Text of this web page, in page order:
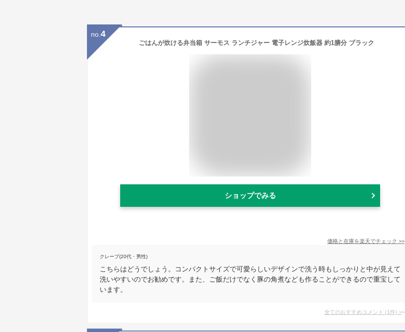
no. 4
ごはんが炊ける弁当箱 サーモス ランチジャー 電子レンジ炊飯器 約1膳分 ブラック
ショップでみる
価格と在庫を楽天でチェック >>
クレープ(20代・男性)
こちらはどうでしょう。コンパクトサイズで可愛らしいデザインで洗う時もしっかりと中が見えて
洗いやすいのでお勧めです。また、ご飯だけでなく豚の角煮なども作ることができるので重宝して
います。
全てのおすすめコメント (1件) >